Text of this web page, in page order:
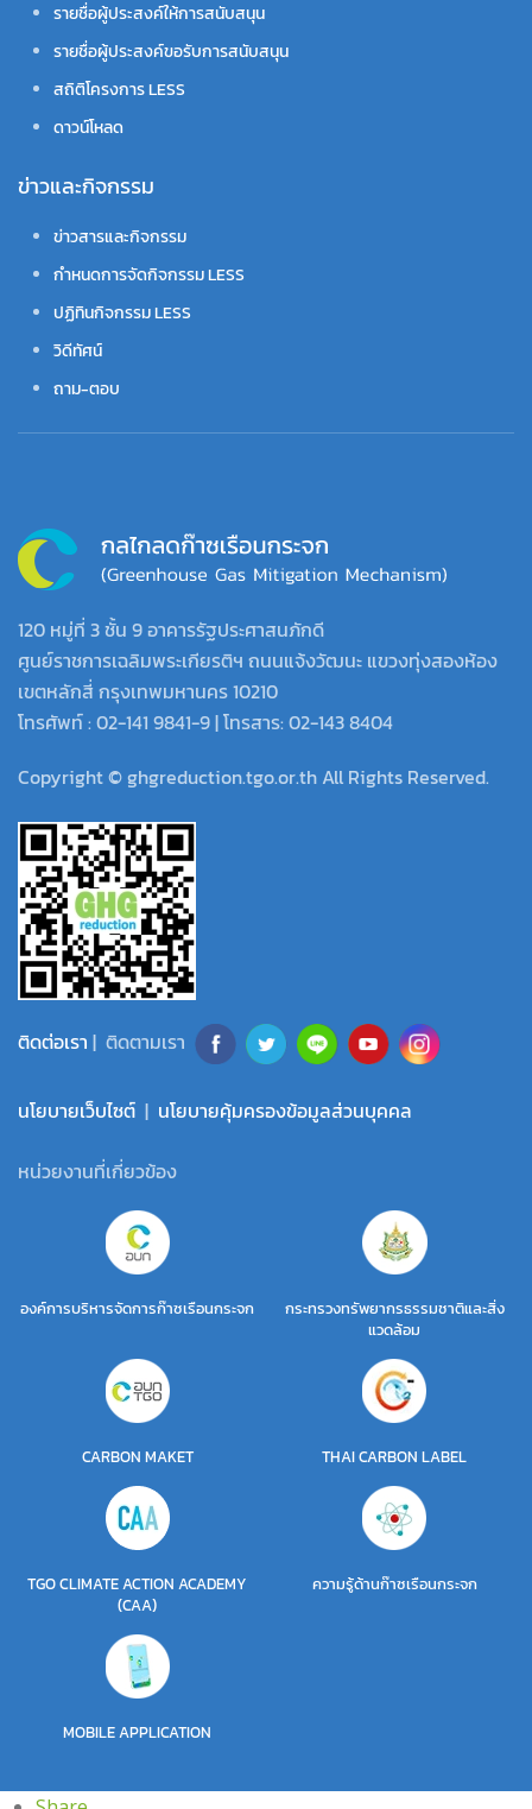
รายชื่อผู้ประสงค์ให้การสนับสนุน
รายชื่อผู้ประสงค์ขอรับการสนับสนุน
สถิติโครงการ LESS
ดาวน์โหลด
ข่าวและกิจกรรม
ข่าวสารและกิจกรรม
กำหนดการจัดกิจกรรม LESS
ปฏิทินกิจกรรม LESS
วิดีทัศน์
ถาม-ตอบ
120 หมู่ที่ 3 ชั้น 9 อาคารรัฐประศาสนภักดี
ศูนย์ราชการเฉลิมพระเกียรติฯ ถนนแจ้งวัฒนะ แขวงทุ่งสองห้อง
เขตหลักสี่ กรุงเทพมหานคร 10210
โทรศัพท์ : 02-141 9841-9 | โทรสาร: 02-143 8404
Copyright © ghgreduction.tgo.or.th All Rights Reserved.
ติดต่อเรา | ติดตามเรา
นโยบายเว็บไซต์ | นโยบายคุ้มครองข้อมูลส่วนบุคคล
หน่วยงานที่เกี่ยวข้อง
องค์การบริหารจัดการก๊าซเรือนกระจก
กระทรวงทรัพยากรธรรมชาติและสิ่ง
แวดล้อม
CARBON MAKET THAI CARBON LABEL
TGO CLIMATE ACTION ACADEMY
(CAA)
ความรู้ด้านก๊าซเรือนกระจก
MOBILE APPLICATION